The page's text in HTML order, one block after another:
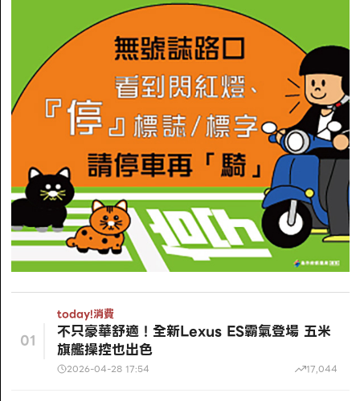
01
today!消費
不只豪華舒適！全新Lexus ES霸氣登場 五米
旗艦操控也出色
2026-04-28 17:54 17,044